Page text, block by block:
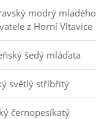
modrý mladého
z Horní Vltavice
šedý mláďata
světlý stříbřitý
černopesíkatý